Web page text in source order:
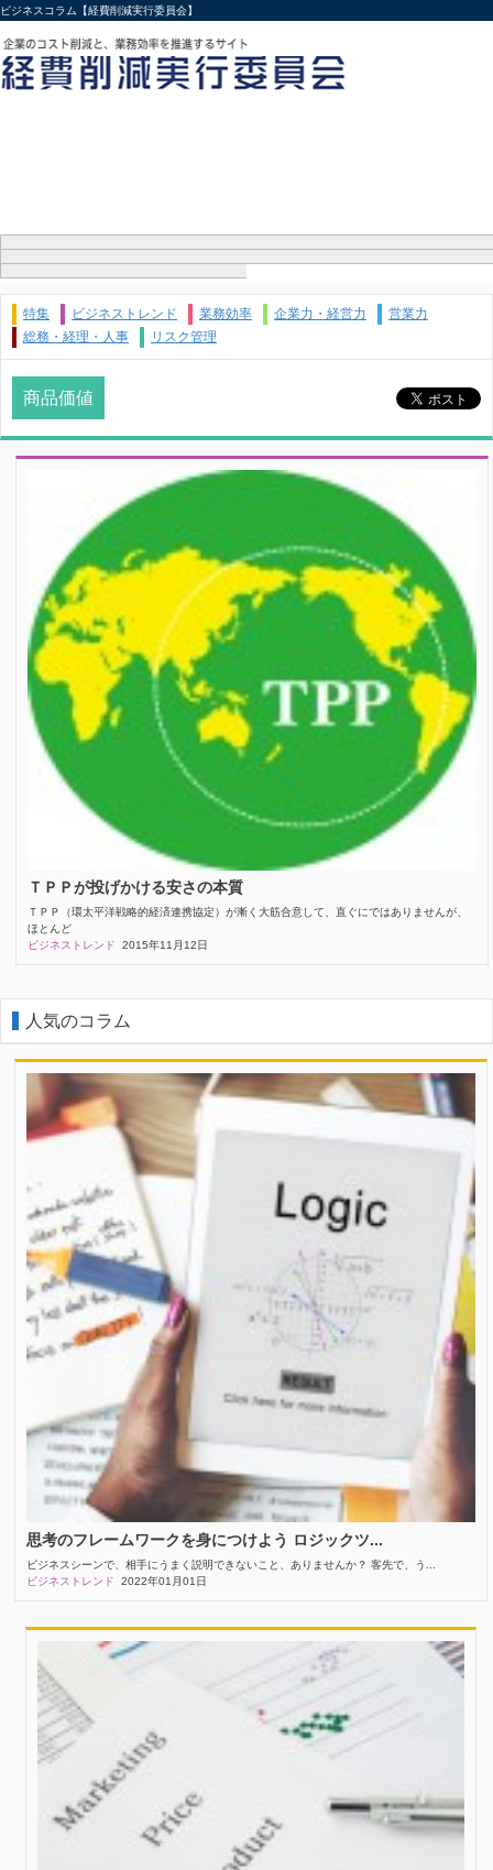
ビジネスコラム【経費削減実行委員会】
特集 ビジネストレンド 業務効率 企業力・経営力
営業力
総務・経理・人事
リスク管理
商品価値
ＴＰＰが投げかける安さの本質
ＴＰＰ（環太平洋戦略的経済連携協定）が漸く大筋合意して、直ぐにではありませんが、
ほとんど
ビジネストレンド
2015年11月12日
人気のコラム
思考のフレームワークを身につけよう ロジックツ...
ビジネスシーンで、相手にうまく説明できないこと、ありませんか？ 客先で、う...
ビジネストレンド
2022年01月01日